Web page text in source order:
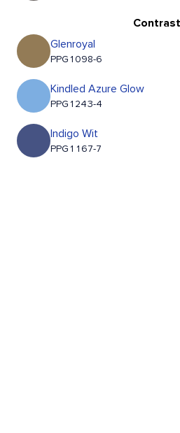
Contrast
Glenroyal
PPG1098-6
Kindled Azure Glow
PPG1243-4
Indigo Wit
PPG1167-7